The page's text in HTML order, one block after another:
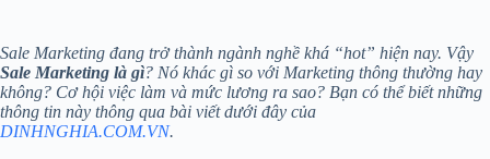
Sale Marketing đang trở thành ngành nghề khá “hot” hiện nay. Vậy
Sale Marketing là gì? Nó khác gì so với Marketing thông thường hay
không? Cơ hội việc làm và mức lương ra sao? Bạn có thể biết những
thông tin này thông qua bài viết dưới đây của
DINHNGHIA.COM.VN.